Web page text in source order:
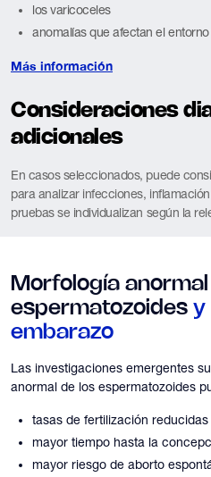
los varicoceles
anomalías que afectan el
Más información
Consideraciones
adicionales
En casos seleccionados, puede
para analizar infecciones,
pruebas se individualizan según la
Morfología
espermatozoides y
embarazo
Las investigaciones emergentes
anormal de los espermatozoides
tasas de fertilización reducidas
mayor tiempo hasta la
mayor riesgo de aborto